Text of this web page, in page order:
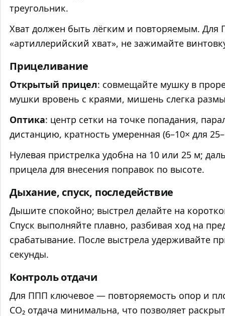
треугольник.
Хват должен быть лёгким и повторяемым. Для
«артиллерийский хват», не зажимайте
Прицеливание
Открытый прицел: совмещайте мушку в
мушки вровень с краями, мишень слегка
Оптика: центр сетки на точке попадания,
дистанцию, кратность умеренная (6–10× для
Нулевая пристрелка удобна на 10 или 25 м;
прицела для внесения поправок по высоте.
Дыхание, спуск, последействие
Дышите спокойно; выстрел делайте на
Спуск выполняйте плавно, разбивая ход на
срабатывание. После выстрела удерживайте
секунды.
Контроль отдачи
Для ППП ключевое — повторяемость опор и
CO₂ отдача минимальна, что позволяет